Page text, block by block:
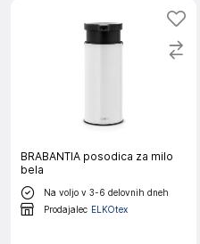
BRABANTIA posodica za milo
bela
Na voljo v 3-6 delovnih dneh
Prodajalec ELKOtex